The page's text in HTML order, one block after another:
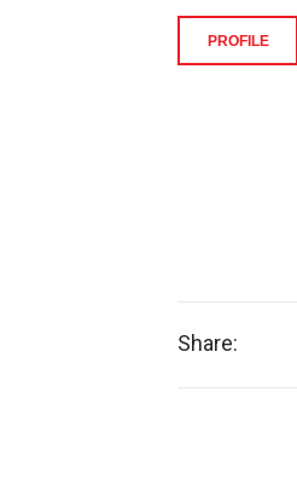
PROFILE
Share: